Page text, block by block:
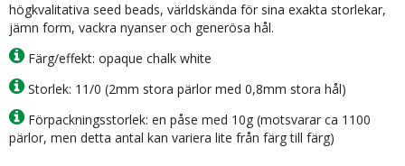
högkvalitativa seed beads, världskända för sina exakta storlekar,
jämn form, vackra nyanser och generösa hål.
Färg/effekt: opaque chalk white
Storlek: 11/0 (2mm stora pärlor med 0,8mm stora hål)
Förpackningsstorlek: en påse med 10g (motsvarar ca 1100
pärlor, men detta antal kan variera lite från färg till färg)